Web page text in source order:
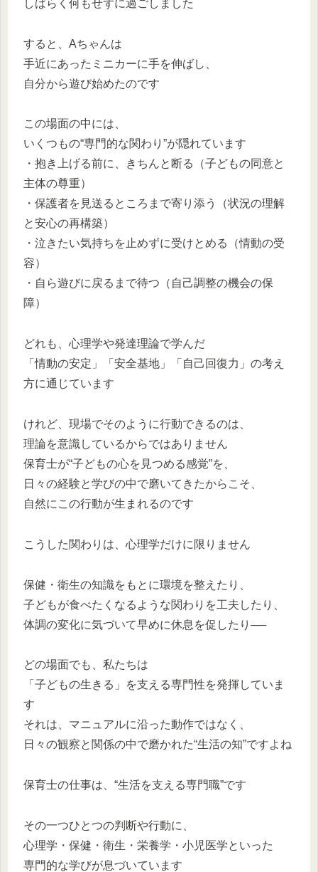
しばらく何もせずに過ごしました
すると、Aちゃんは
手近にあったミニカーに手を伸ばし、
自分から遊び始めたのです
この場面の中には、
いくつもの“専門的な関わり”が隠れています
・抱き上げる前に、きちんと断る（子どもの同意と
主体の尊重）
・保護者を見送るところまで寄り添う（状況の理解
と安心の再構築）
・泣きたい気持ちを止めずに受けとめる（情動の受
容）
・自ら遊びに戻るまで待つ（自己調整の機会の保
障）
どれも、心理学や発達理論で学んだ
「情動の安定」「安全基地」「自己回復力」の考え
方に通じています
けれど、現場でそのように行動できるのは、
理論を意識しているからではありません
保育士が“子どもの心を見つめる感覚”を、
日々の経験と学びの中で磨いてきたからこそ、
自然にこの行動が生まれるのです
こうした関わりは、心理学だけに限りません
保健・衛生の知識をもとに環境を整えたり、
子どもが食べたくなるような関わりを工夫したり、
体調の変化に気づいて早めに休息を促したり──
どの場面でも、私たちは
「子どもの生きる」を支える専門性を発揮していま
す
それは、マニュアルに沿った動作ではなく、
日々の観察と関係の中で磨かれた“生活の知”ですよね
保育士の仕事は、“生活を支える専門職”です
その一つひとつの判断や行動に、
心理学・保健・衛生・栄養学・小児医学といった
専門的な学びが息づいています